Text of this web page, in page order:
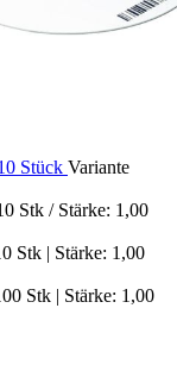
Stück Variante
Stk / Stärke: 1,00
Stk | Stärke: 1,00
Stk | Stärke: 1,00